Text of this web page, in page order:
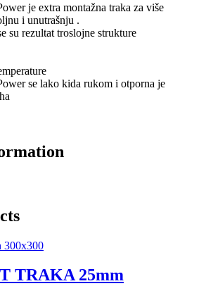
je extra montažna traka za više
i unutrašnju .
su rezultat troslojne strukture
se lako kida rukom i otporna je
TRAKA 25mm